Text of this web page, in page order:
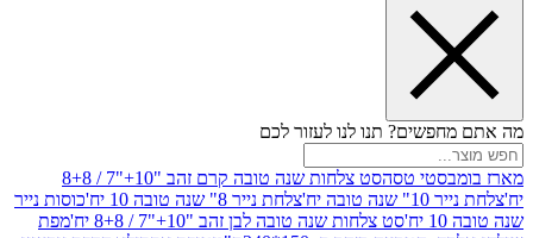
תנו לנו לעזור לכם
טסה
סט צלחות שנה טובה קרם זהב "10+"7 / 8+8
יח'
צלחת נייר 8" שנה טובה 10 יח'
כוסות נייר
סט צלחות שנה טובה לבן זהב "10+"7 / 8+8 יח'
מפת